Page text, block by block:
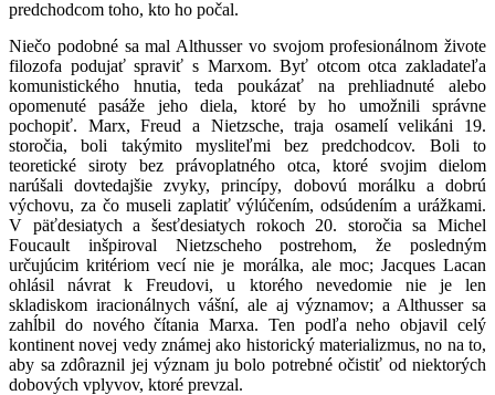
predchodcom toho, kto ho počal.
Niečo podobné sa mal Althusser vo svojom profesionálnom živote
filozofa podujať spraviť s Marxom. Byť otcom otca zakladateľa
komunistického hnutia, teda poukázať na prehliadnuté alebo
opomenuté pasáže jeho diela, ktoré by ho umožnili správne
pochopiť. Marx, Freud a Nietzsche, traja osamelí velikáni 19.
storočia, boli takýmito mysliteľmi bez predchodcov. Boli to
teoretické siroty bez právoplatného otca, ktoré svojim dielom
narúšali dovtedajšie zvyky, princípy, dobovú morálku a dobrú
výchovu, za čo museli zaplatiť výlúčením, odsúdením a urážkami.
V päťdesiatych a šesťdesiatych rokoch 20. storočia sa Michel
Foucault inšpiroval Nietzscheho postrehom, že posledným
určujúcim kritériom vecí nie je morálka, ale moc; Jacques Lacan
ohlásil návrat k Freudovi, u ktorého nevedomie nie je len
skladiskom iracionálnych vášní, ale aj významov; a Althusser sa
zahĺbil do nového čítania Marxa. Ten podľa neho objavil celý
kontinent novej vedy známej ako historický materializmus, no na to,
aby sa zdôraznil jej význam ju bolo potrebné očistiť od niektorých
dobových vplyvov, ktoré prevzal.